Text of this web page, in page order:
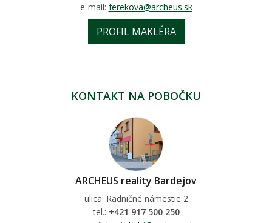
e-mail: ferekova@archeus.sk
PROFIL MAKLÉRA
KONTAKT NA POBOČKU
ARCHEUS reality Bardejov
ulica: Radničné námestie 2
tel.: +421 917 500 250